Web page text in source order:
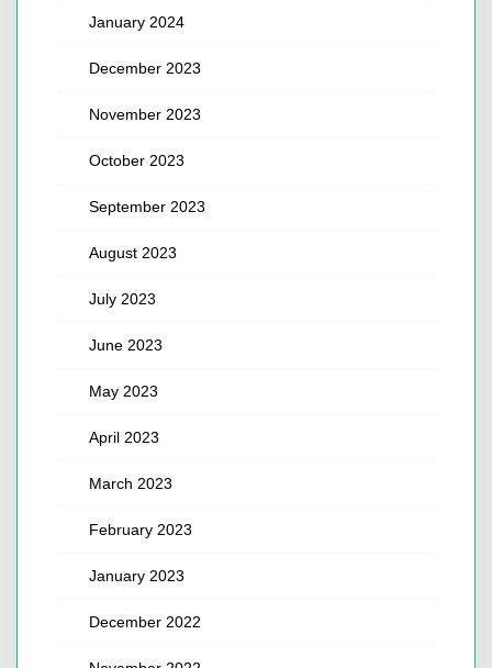
January 2024
December 2023
November 2023
October 2023
September 2023
August 2023
July 2023
June 2023
May 2023
April 2023
March 2023
February 2023
January 2023
December 2022